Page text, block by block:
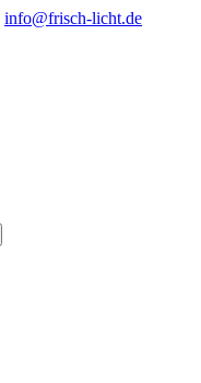
info@frisch-licht.de